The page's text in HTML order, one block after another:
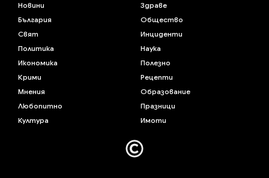
Новини
България
Свят
Политика
Икономика
Крими
Мнения
Любопитно
Култура
Здраве
Общество
Инциденти
Наука
Полезно
Рецепти
Образование
Празници
Имоти